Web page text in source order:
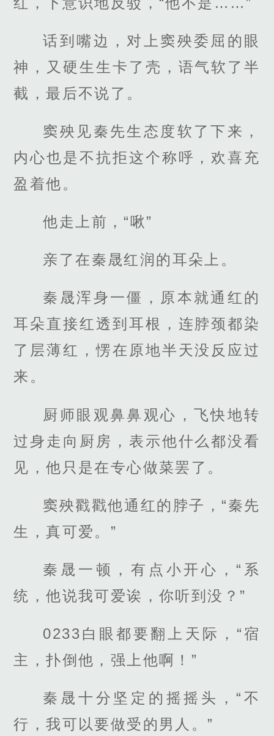
话到嘴边，对上窦殃委屈的眼
神，又硬生生卡了壳，语气软了半
截，最后不说了。
窦殃见秦先生态度软了下来，
内心也是不抗拒这个称呼，欢喜充
盈着他。
他走上前，“啾”
亲了在秦晟红润的耳朵上。
秦晟浑身一僵，原本就通红的
耳朵直接红透到耳根，连脖颈都染
了层薄红，愣在原地半天没反应过
来。
厨师眼观鼻鼻观心，飞快地转
过身走向厨房，表示他什么都没看
见，他只是在专心做菜罢了。
窦殃戳戳他通红的脖子，“秦先
生，真可爱。”
秦晟一顿，有点小开心，“系
统，他说我可爱诶，你听到没？”
0233白眼都要翻上天际，“宿
主，扑倒他，强上他啊！”
秦晟十分坚定的摇摇头，“不
行，我可以要做受的男人。”